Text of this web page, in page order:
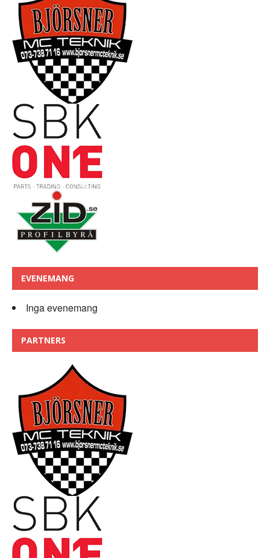
EVENEMANG
Inga evenemang
PARTNERS